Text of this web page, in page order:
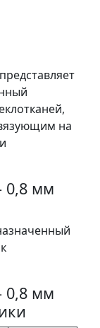
представляет
на
0,8 мм
0,8 мм